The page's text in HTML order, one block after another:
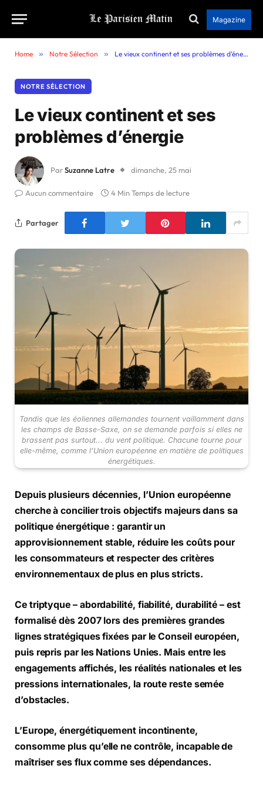
Magazine
Home » Notre Sélection » Le vieux continent et ses problèmes d’énergie
NOTRE SÉLECTION
Le vieux continent et ses
problèmes d’énergie
ParSuzanne Latre dimanche, 25 mai
Aucun commentaire 4 Min Temps de lecture
Partager
Tandis que les éoliennes allemandes tournent vaillamment dans
les champs de Basse-Saxe, on se demande parfois si elles ne
brassent pas surtout... du vent politique. Chacune tourne pour
elle-même, comme l’Union européenne en matière de politiques
énergétiques.
Depuis plusieurs décennies, l’Union européenne
cherche à concilier trois objectifs majeurs dans sa
politique énergétique : garantir un
approvisionnement stable, réduire les coûts pour
les consommateurs et respecter des critères
environnementaux de plus en plus stricts.
Ce triptyque – abordabilité, fiabilité, durabilité – est
formalisé dès 2007 lors des premières grandes
lignes stratégiques fixées par le Conseil européen,
puis repris par les Nations Unies. Mais entre les
engagements affichés, les réalités nationales et les
pressions internationales, la route reste semée
d’obstacles.
L’Europe, énergétiquement incontinente,
consomme plus qu’elle ne contrôle, incapable de
maîtriser ses flux comme ses dépendances.